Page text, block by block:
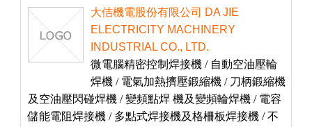
大佶機電股份有限公司 DA JIE
ELECTRICITY MACHINERY
INDUSTRIAL CO., LTD.
微電腦精密控制焊接機 / 自動空油壓輪
焊機 / 電氣加熱擠壓鍛縮機 / 刀柄鍛縮機
及空油壓閃碰焊機 / 變頻點焊 機及變頻輪焊機 / 電容
儲能電阻焊接機 / 多點式焊接機及格柵板焊接機 / 不